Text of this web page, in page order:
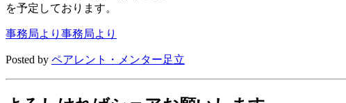
を予定しております。
事務局より 事務局より
Posted by ペアレント・メンター足立